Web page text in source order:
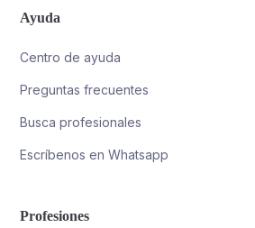
Ayuda
Centro de ayuda
Preguntas frecuentes
Busca profesionales
Escríbenos en Whatsapp
Profesiones